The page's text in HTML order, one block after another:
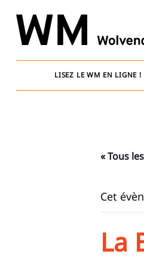
content
LISEZ LE WM EN LIGNE !
« Tous
Cet
La